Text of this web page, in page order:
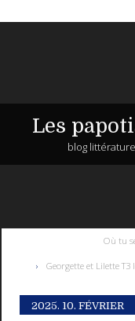
Les
blog
Où tu
Georgette et Lilette
2025. 10. FÉVRIER